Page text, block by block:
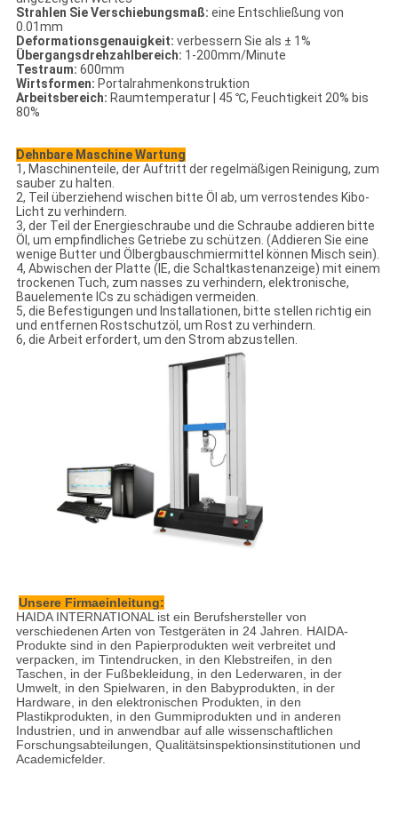
Strahlen Sie Verschiebungsmaß: eine Entschließung von
0.01mm
Deformationsgenauigkeit: verbessern Sie als ± 1%
Übergangsdrehzahlbereich: 1-200mm/Minute
Testraum: 600mm
Wirtsformen: Portalrahmenkonstruktion
Arbeitsbereich: Raumtemperatur | 45 ℃, Feuchtigkeit 20% bis
80%
Dehnbare Maschine Wartung
1, Maschinenteile, der Auftritt der regelmäßigen Reinigung, zum
sauber zu halten.
2, Teil überziehend wischen bitte Öl ab, um verrostendes Kibo-
Licht zu verhindern.
3, der Teil der Energieschraube und die Schraube addieren bitte
Öl, um empfindliches Getriebe zu schützen. (Addieren Sie eine
wenige Butter und Ölbergbauschmiermittel können Misch sein).
4, Abwischen der Platte (IE, die Schaltkastenanzeige) mit einem
trockenen Tuch, zum nasses zu verhindern, elektronische,
Bauelemente ICs zu schädigen vermeiden.
5, die Befestigungen und Installationen, bitte stellen richtig ein
und entfernen Rostschutzöl, um Rost zu verhindern.
6, die Arbeit erfordert, um den Strom abzustellen.
Unsere Firmaeinleitung:
HAIDA INTERNATIONAL ist ein Berufshersteller von
verschiedenen Arten von Testgeräten in 24 Jahren. HAIDA-
Produkte sind in den Papierprodukten weit verbreitet und
verpacken, im Tintendrucken, in den Klebstreifen, in den
Taschen, in der Fußbekleidung, in den Lederwaren, in der
Umwelt, in den Spielwaren, in den Babyprodukten, in der
Hardware, in den elektronischen Produkten, in den
Plastikprodukten, in den Gummiprodukten und in anderen
Industrien, und in anwendbar auf alle wissenschaftlichen
Forschungsabteilungen, Qualitätsinspektionsinstitutionen und
Academicfelder.